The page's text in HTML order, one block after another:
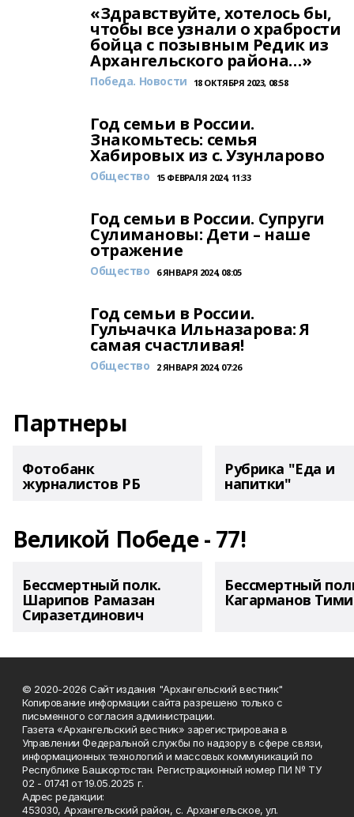
«Здравствуйте, хотелось бы,
чтобы все узнали о храбрости
бойца с позывным Редик из
Архангельского района…»
Победа. Новости 18 ОКТЯБРЯ 2023, 08:58
Год семьи в России.
Знакомьтесь: семья
Хабировых из с. Узунларово
Общество 15 ФЕВРАЛЯ 2024, 11:33
Год семьи в России. Супруги
Сулимановы: Дети – наше
отражение
Общество 6 ЯНВАРЯ 2024, 08:05
Год семьи в России.
Гульчачка Ильназарова: Я
самая счастливая!
Общество 2 ЯНВАРЯ 2024, 07:26
Партнеры
Фотобанк
журналистов РБ
Рубрика "Еда и
напитки"
Великой Победе - 77!
Бессмертный полк.
Шарипов Рамазан
Сиразетдинович
Бессмертный
Кагарманов
© 2020-2026 Сайт издания "Архангельский вестник"
Копирование информации сайта разрешено только с
письменного согласия администрации.
Газета «Архангельский вестник» зарегистрирована в
Управлении Федеральной службы по надзору в сфере связи,
информационных технологий и массовых коммуникаций по
Республике Башкортостан. Регистрационный номер ПИ № ТУ
02 - 01741 от 19.05.2025 г.
Адрес редакции:
453030, Архангельский район, с. Архангельское, ул.